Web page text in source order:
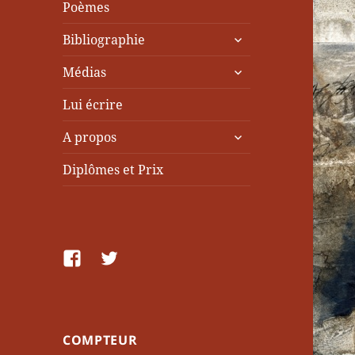
Poèmes
Bibliographie
ouvrir
sous-
Médias
ouvrir
Lui écrire
A propos
ouvrir
Diplômes et Prix
facebookTwitter
COMPTEUR